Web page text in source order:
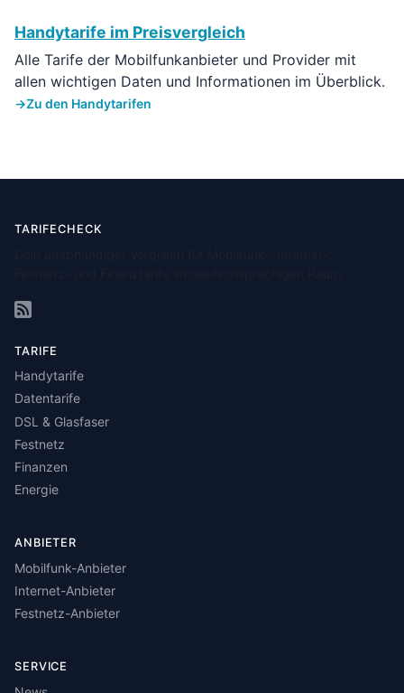
Handytarife im Preisvergleich
Alle Tarife der Mobilfunkanbieter und Provider mit
allen wichtigen Daten und Informationen im Überblick.
Zu den Handytarifen
TARIFECHECK
TARIFE
Handytarife
Datentarife
DSL & Glasfaser
Festnetz
Finanzen
Energie
ANBIETER
Mobilfunk-Anbieter
Internet-Anbieter
Festnetz-Anbieter
SERVICE